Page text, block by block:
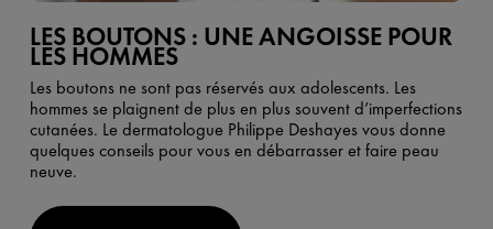
LES BOUTONS : UNE ANGOISSE POUR
LES HOMMES
Les boutons ne sont pas réservés aux adolescents. Les
hommes se plaignent de plus en plus souvent d’imperfections
cutanées. Le dermatologue Philippe Deshayes vous donne
quelques conseils pour vous en débarrasser et faire peau
neuve.